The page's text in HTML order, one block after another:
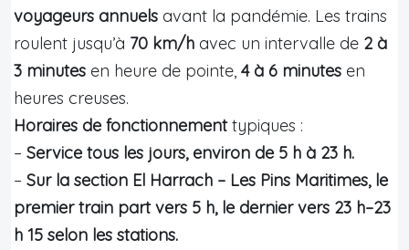
voyageurs annuels avant la pandémie. Les trains
roulent jusqu’à 70 km/h avec un intervalle de 2 à
3 minutes en heure de pointe, 4 à 6 minutes en
heures creuses.
Horaires de fonctionnementtypiques :
– Service tous les jours, environ de 5 h à 23 h.
– Sur la section El Harrach – Les Pins Maritimes, le
premier train part vers 5 h, le dernier vers 23 h–23
h 15 selon les stations.